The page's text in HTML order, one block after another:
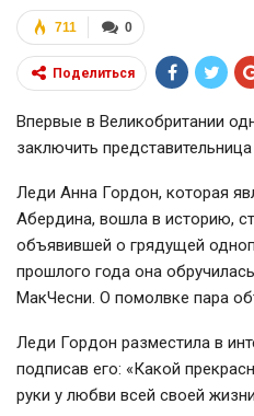
0
711
Поделиться
Впервые в Великобритании
заключить
Леди Анна Гордон, которая
Абердина, вошла в историю,
объявившей о грядущей
прошлого года она
МакЧесни. О помолвке пара
Леди Гордон разместила в
подписав его: «Какой
руки у любви всей своей